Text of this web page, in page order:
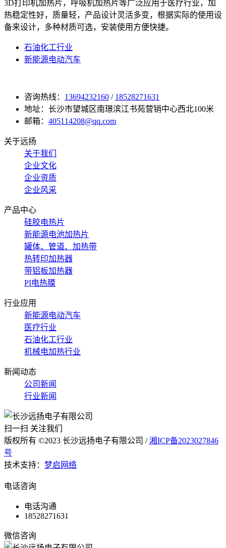
3D打印机加热片，呼吸机加热片等广泛应用于医疗行业，加
热稳定性好，质量轻，产品设计灵活多变，根据实际的使用设
备来设计，多种材质可选，安装使用方便快捷。
石油化工行业
新能源电动汽车
咨询热线： 13694232160 / 18528271631
地址：长沙市望城区南璟滨江书苑营销中心西北100米
邮箱： 405114208@qq.com
关于远扬
关于我们
企业文化
企业资质
企业风采
产品中心
硅胶电热片
新能源电池加热片
罐体、管道、加热带
热转印加热器
带铝板加热器
PI电热膜
行业应用
新能源电动汽车
医疗行业
石油化工行业
机械电加热行业
新闻动态
公司新闻
行业新闻
扫一扫 关注我们
版权所有 ©2023 长沙远扬电子有限公司 /湘ICP备2023027846
号
技术支持： 梦启网络
电话咨询
电话沟通
18528271631
微信咨询